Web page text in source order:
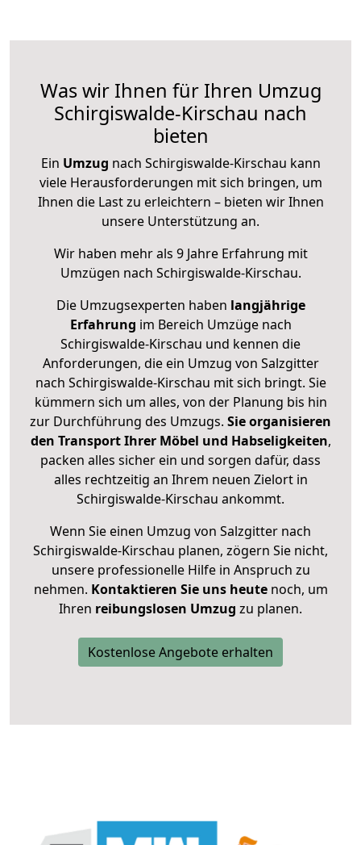
Was wir Ihnen für Ihren Umzug
Schirgiswalde-Kirschau nach
bieten
Ein Umzug nach Schirgiswalde-Kirschau kann
viele Herausforderungen mit sich bringen, um
Ihnen die Last zu erleichtern – bieten wir Ihnen
unsere Unterstützung an.
Wir haben mehr als 9 Jahre Erfahrung mit
Umzügen nach Schirgiswalde-Kirschau.
Die Umzugsexperten haben langjährige
Erfahrung im Bereich Umzüge nach
Schirgiswalde-Kirschau und kennen die
Anforderungen, die ein Umzug von Salzgitter
nach Schirgiswalde-Kirschau mit sich bringt. Sie
kümmern sich um alles, von der Planung bis hin
zur Durchführung des Umzugs. Sie organisieren
den Transport Ihrer Möbel und Habseligkeiten,
packen alles sicher ein und sorgen dafür, dass
alles rechtzeitig an Ihrem neuen Zielort in
Schirgiswalde-Kirschau ankommt.
Wenn Sie einen Umzug von Salzgitter nach
Schirgiswalde-Kirschau planen, zögern Sie nicht,
unsere professionelle Hilfe in Anspruch zu
nehmen. Kontaktieren Sie uns heutenoch, um
Ihren reibungslosen Umzug zu planen.
Kostenlose Angebote erhalten